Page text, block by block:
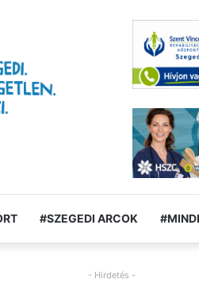
#SZEGEDI ARCOK
- Hirdetés -